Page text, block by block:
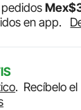
pedidosMex$
en app.
. Recíbelo el